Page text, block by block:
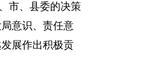
市、县委的决策
意识、责任意
展作出积极贡